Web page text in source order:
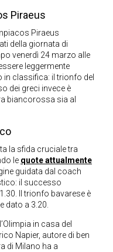
Piraeus
Piraeus
della giornata di
venerdì 24 marzo alle
leggermente
classifica: il trionfo del
dei greci invece è
biancorossa sia al
la sfida cruciale tra
le quote attualmente
guidata dal coach
il successo
Il trionfo bavarese è
dato a 3.20.
in casa del
Napier, autore di ben
di Milano ha a